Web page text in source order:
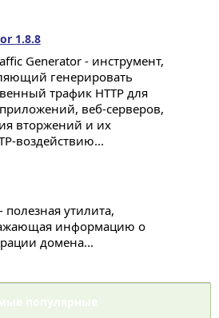
1.8.8
Generator - инструмент,
генерировать
трафик HTTP для
веб-серверов,
вторжений и их
воздействию...
полезная утилита,
информацию о
домена...
популярные